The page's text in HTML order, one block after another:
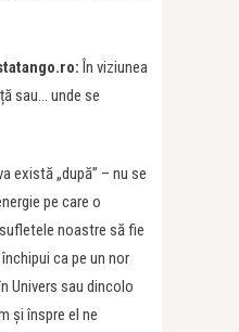
În viziunea
sau… unde se
există „după” – nu se
pe care o
noastre să fie
ca pe un nor
Univers sau dincolo
şi înspre el ne